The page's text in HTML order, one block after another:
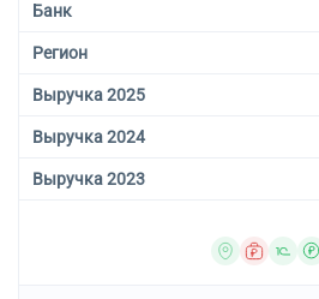
Банк
Регион
Выручка 2025
Выручка 2024
Выручка 2023